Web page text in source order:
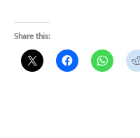
Share this: